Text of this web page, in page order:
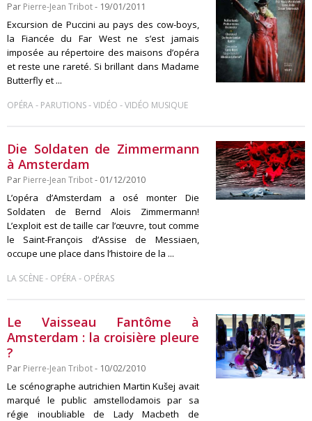
Par Pierre-Jean Tribot- 19/01/2011
Excursion de Puccini au pays des cow-boys,
la Fiancée du Far West ne s’est jamais
imposée au répertoire des maisons d’opéra
et reste une rareté. Si brillant dans Madame
Butterfly et ...
OPÉRA- PARUTIONS-VIDÉO -VIDÉO MUSIQUE
Die Soldaten de Zimmermann
à Amsterdam
Par Pierre-Jean Tribot- 01/12/2010
L’opéra d’Amsterdam a osé monter Die
Soldaten de Bernd Alois Zimmermann!
L’exploit est de taille car l’œuvre, tout comme
le Saint-François d’Assise de Messiaen,
occupe une place dans l’histoire de la ...
LA SCÈNE- OPÉRA- OPÉRAS
Le Vaisseau Fantôme à
Amsterdam : la croisière pleure
?
Par Pierre-Jean Tribot- 10/02/2010
Le scénographe autrichien Martin Kušej avait
marqué le public amstellodamois par sa
régie inoubliable de Lady Macbeth de